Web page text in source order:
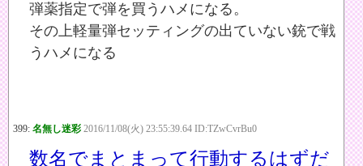
弾薬指定で弾を買うハメになる。
その上軽量弾セッティングの出ていない銃で戦
うハメになる
399: 名無し迷彩 2016/11/08(火) 23:55:39.64 ID:TZwCvrBu0
数名でまとまって行動するはずだ